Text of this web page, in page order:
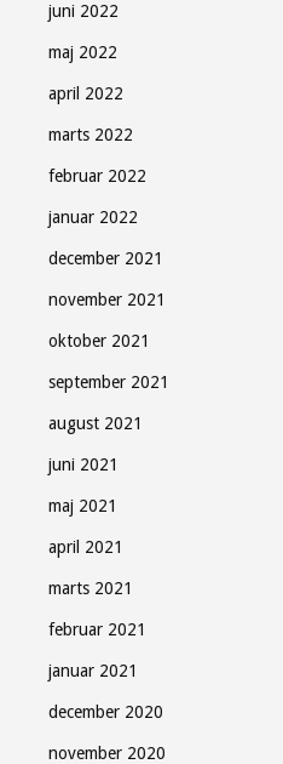
juni 2022
maj 2022
april 2022
marts 2022
februar 2022
januar 2022
december 2021
november 2021
oktober 2021
september 2021
august 2021
juni 2021
maj 2021
april 2021
marts 2021
februar 2021
januar 2021
december 2020
november 2020